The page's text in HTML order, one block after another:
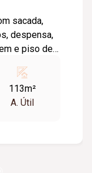
sacada,
despensa,
e piso de
taxa de
01
113m²
A. Útil